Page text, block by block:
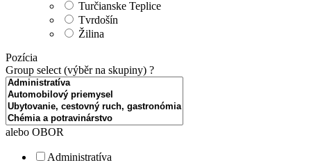
Turčianske Teplice
Tvrdošín
Žilina
Pozícia
Group select (výběr na skupiny) ?
alebo OBOR
Administratíva